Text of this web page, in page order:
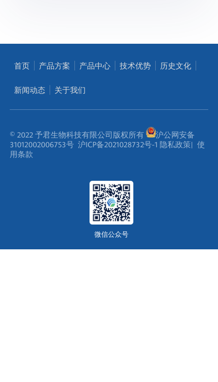
首页 产品方案 产品中心 技术优势 历史文化
新闻动态 关于我们
© 2022 予君生物科技有限公司版权所有
沪公网安备
31012002006753号 沪ICP备2021028732号-1 隐私政策| 使
用条款
微信公众号